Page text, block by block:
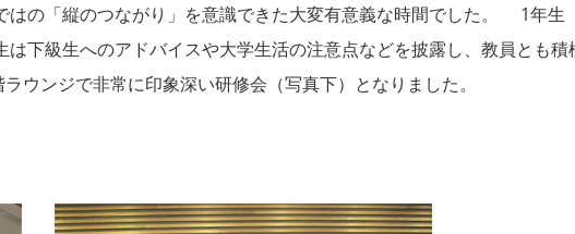
はの「縦のつながり」を意識できた大変有意義な時間でした。 1年生
は下級生へのアドバイスや大学生活の注意点などを披露し、教員とも
ウンジで非常に印象深い研修会（写真下）となりました。